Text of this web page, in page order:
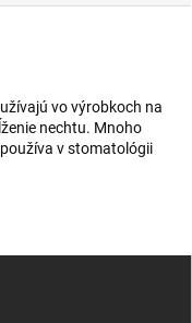
vo výrobkoch na
nechtu. Mnoho
v stomatológii